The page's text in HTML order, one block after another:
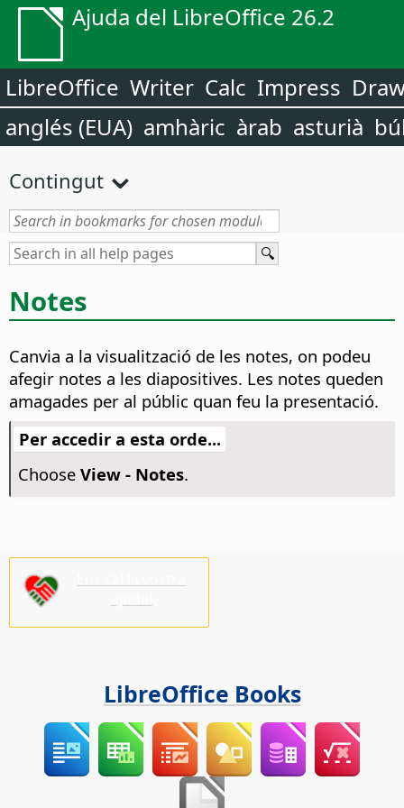
Ajuda del LibreOffice 26.2
LibreOffice Writer Calc Impress
anglés (EUA) amhàric àrab asturià
Contingut
Notes
Canvia a la visualització de les notes, on podeu
afegir notes a les diapositives. Les notes queden
amagades per al públic quan feu la presentació.
Per accedir a esta orde...
Choose View - Notes.
LibreOffice Books